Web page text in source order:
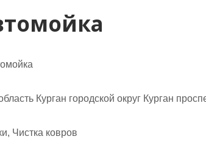
Курган городской округ Курган
Чистка ковров